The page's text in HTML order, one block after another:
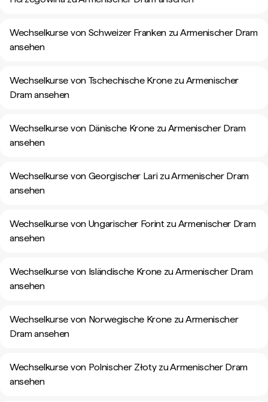
Wechselkurse von Schweizer Franken zu Armenischer Dram
ansehen
Wechselkurse von Tschechische Krone zu Armenischer
Dram ansehen
Wechselkurse von Dänische Krone zu Armenischer Dram
ansehen
Wechselkurse von Georgischer Lari zu Armenischer Dram
ansehen
Wechselkurse von Ungarischer Forint zu Armenischer Dram
ansehen
Wechselkurse von Isländische Krone zu Armenischer Dram
ansehen
Wechselkurse von Norwegische Krone zu Armenischer
Dram ansehen
Wechselkurse von Polnischer Złoty zu Armenischer Dram
ansehen